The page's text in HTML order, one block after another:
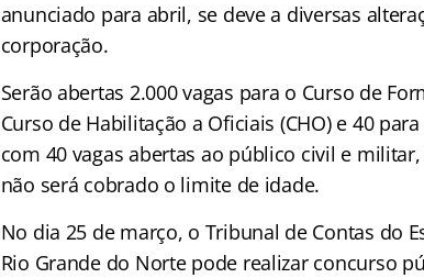
anunciado para abril, se deve a diversas
corporação.
Serão abertas 2.000 vagas para o Curso de
Curso de Habilitação a Oficiais (CHO) e 40
com 40 vagas abertas ao público civil e
não será cobrado o limite de idade.
No dia 25 de março, o Tribunal de Contas do
Rio Grande do Norte pode realizar concurso